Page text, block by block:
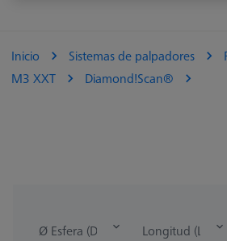
Inicio Sistemas de palpadores
M3 XXT
Diamond!Scan®
Ø Esfera (DK) Longitud (L)